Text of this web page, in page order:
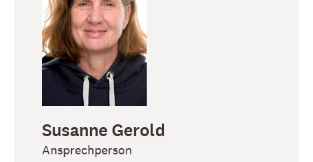
Susanne Gerold
Ansprechperson